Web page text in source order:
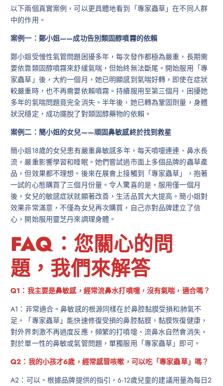
以下兩個真實案例，可以更具體地看到「專家蟲草」在不同人群
中的作用。
案例一：鄭小姐——成功告別類固醇噴霧的依賴
鄭小姐受慢性氣管問題困擾多年，每次發作都極為嚴重，長期需
要依靠類固醇噴霧來舒緩氣喘，但始終無法斷尾。開始服用「專
家蟲草」後，大約一個月，她已明顯感到氣喘好轉，即使在症狀
較嚴重時，也不再需要依賴噴霧。持續服用至第三個月，困擾她
多年的氣喘問題竟完全消失。半年後，她已轉為鞏固劑量，身體
狀況穩定，成功擺脫了對類固醇藥物的依賴。
案例二：簡小姐的女兒——頑固鼻敏感終於找到救星
簡小姐18歲的女兒患有嚴重鼻敏感多年，每天噴嚏連連、鼻水長
流，嚴重影響學習和睡眠。她們嘗試過市面上多個品牌的蟲草產
品，但效果都不理想。後來在展會上接觸到「專家蟲草」，抱著
一試的心態購買了三個月份量。令人驚喜的是，服用僅一個月
後，女兒的敏感症狀就顯著改善，生活品質大大提高。簡小姐對
效果非常滿意，不僅為女兒再次購買，自己亦對品牌建立了信
心，開始服用靈芝丹來調理身體。
FAQ：您關心的問
題，我們來解答
Q1：我主要是鼻敏感，經常流鼻水打噴嚏，沒有氣喘，適合嗎？
A1：非常適合。鼻敏感的根源同樣在於鼻腔黏膜受損和肺氣不
足。「專家蟲草」能快速修復受損的鼻腔黏膜，黏膜恢復健康，
對外界刺激不再過度反應，頻繁的打噴嚏、流鼻水自然會消失。
對於單一性的鼻敏或氣管問題，單獨服用「專家蟲草」即可。
Q2：我的小孩才6歲，經常感冒咳嗽，可以吃「專家蟲草」嗎？
A2：可以。根據品牌提供的指引，6-12歲兒童的建議用量為每日2